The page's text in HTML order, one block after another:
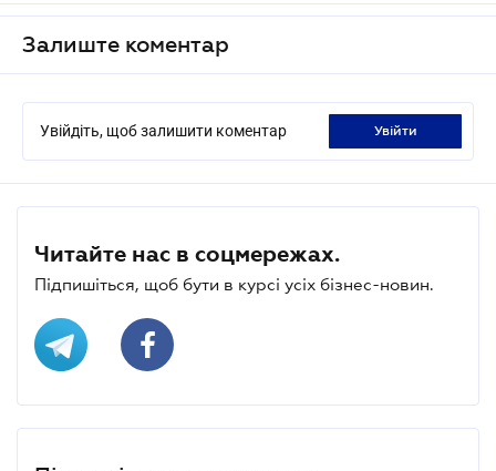
Залиште коментар
Увійдіть, щоб залишити коментар увійти
Читайте нас в соцмережах.
Підпишіться, щоб бути в курсі усіх бізнес-новин.